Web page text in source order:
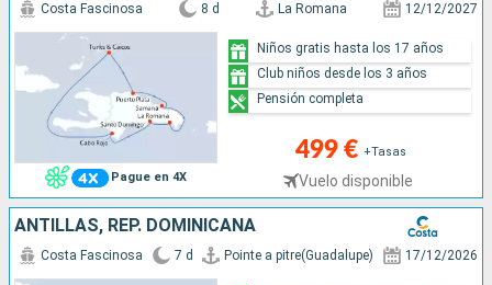
Pague en 4X
Costa Fascinosa 8 d La Romana 12/12/2027
499 € +Tasas
Vuelo disponible
Niños gratis hasta los 17 años
Club niños desde los 3 años
Pensión completa
ANTILLAS, REP. DOMINICANA
Costa Fascinosa 7 d Pointe a pitre(Guadalupe) 17/12/2026